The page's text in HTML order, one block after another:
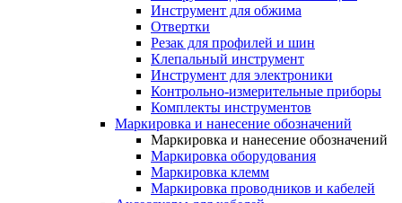
Инструмент для обжима
Отвертки
Резак для профилей и шин
Клепальный инструмент
Инструмент для электроники
Контрольно-измерительные приборы
Комплекты инструментов
Маркировка и нанесение обозначений
Маркировка и нанесение обозначений
Маркировка оборудования
Маркировка клемм
Маркировка проводников и кабелей